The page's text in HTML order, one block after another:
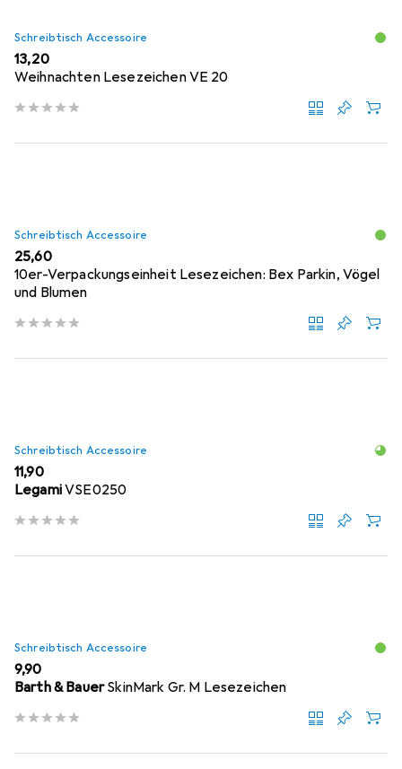
Schreibtisch Accessoire
EUR
13,20
Weihnachten Lesezeichen VE 20
Schreibtisch Accessoire
EUR
25,60
10er-Verpackungseinheit Lesezeichen: Bex Parkin, Vögel
und Blumen
Schreibtisch Accessoire
EUR
11,90
LegamiVSE0250
Schreibtisch Accessoire
EUR
9,90
Barth & BauerSkinMark Gr. M Lesezeichen